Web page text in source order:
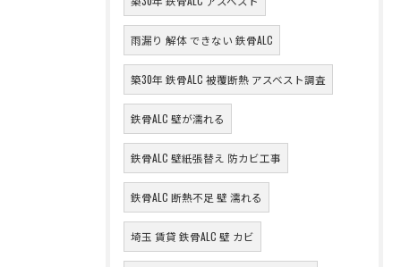
雨漏り 解体 できない 鉄骨ALC
築30年 鉄骨ALC 被覆断熱 アスベスト調査
鉄骨ALC 壁が濡れる
鉄骨ALC 壁紙張替え 防カビ工事
鉄骨ALC 断熱不足 壁 濡れる
埼玉 賃貸 鉄骨ALC 壁 カビ